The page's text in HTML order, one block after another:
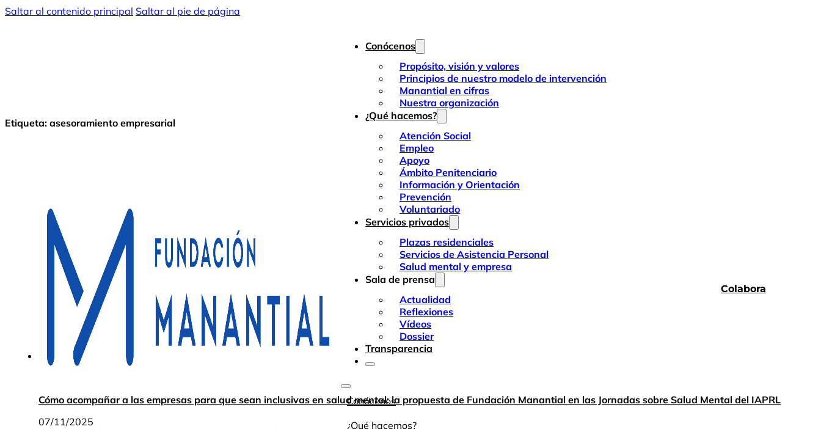
Saltar al contenido principal Saltar al pie de página
Conócenos
Propósito, visión y valores
Principios de nuestro modelo de intervención
Manantial en cifras
Nuestra organización
¿Qué hacemos?
Atención Social
Empleo
Apoyo
Ámbito Penitenciario
Información y Orientación
Prevención
Voluntariado
Servicios privados
Plazas residenciales
Servicios de Asistencia Personal
Salud mental y empresa
Sala de prensa
Actualidad
Reflexiones
Vídeos
Dossier
Transparencia
Conócenos
¿Qué hacemos?
Colabora
Etiqueta: asesoramiento empresarial
Cómo acompañar a las empresas para que sean inclusivas en salud mental: la propuesta de Fundación Manantial en las Jornadas sobre Salud Mental del IAPRL
07/11/2025